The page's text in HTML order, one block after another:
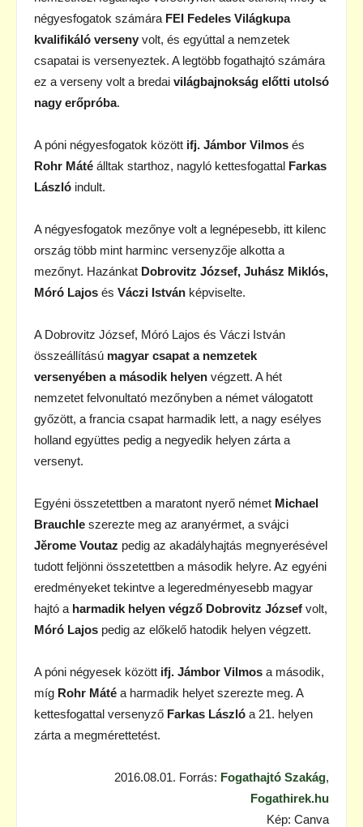
négyesfogatok számára FEI Fedeles Világkupa
kvalifikáló verseny volt, és egyúttal a nemzetek
csapatai is versenyeztek. A legtöbb fogathajtó számára
ez a verseny volt a bredai világbajnokság előtti utolsó
nagy erőpróba.
A póni négyesfogatok között ifj. Jámbor Vilmos és
Rohr Máté álltak starthoz, nagyló kettesfogattal Farkas
László indult.
A négyesfogatok mezőnye volt a legnépesebb, itt kilenc
ország több mint harminc versenyzője alkotta a
mezőnyt. Hazánkat Dobrovitz József, Juhász Miklós,
Móró Lajos és Váczi István képviselte.
A Dobrovitz József, Móró Lajos és Váczi István
összeállítású magyar csapat a nemzetek
versenyében a második helyen végzett. A hét
nemzetet felvonultató mezőnyben a német válogatott
győzött, a francia csapat harmadik lett, a nagy esélyes
holland együttes pedig a negyedik helyen zárta a
versenyt.
Egyéni összetettben a maratont nyerő német Michael
Brauchle szerezte meg az aranyérmet, a svájci
Jěrome Voutaz pedig az akadályhajtás megnyerésével
tudott feljönni összetettben a második helyre. Az egyéni
eredményeket tekintve a legeredményesebb magyar
hajtó a harmadik helyen végző Dobrovitz József volt,
Móró Lajos pedig az előkelő hatodik helyen végzett.
A póni négyesek között ifj. Jámbor Vilmos a második,
míg Rohr Máté a harmadik helyet szerezte meg. A
kettesfogattal versenyző Farkas László a 21. helyen
zárta a megmérettetést.
2016.08.01. Forrás: Fogathajtó Szakág,
Fogathirek.hu
Kép: Canva